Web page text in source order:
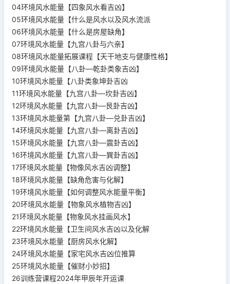
04环境风水能量【四象风水看吉凶】
05环境风水能量【什么是风水以及风水流派
06环境风水能量【什么是房屋缺角】
07环境风水能量【九宫八卦与六亲】
08环境风水能量拓展课程【天干地支与健康性格】
09环境风水能量【八卦—乾卦类象吉凶】
10环境风水能量【八卦类象坤卦吉凶
11环境风水能量【九宫八卦—坎卦吉凶】
12环境风水能量【九宫八卦—艮卦吉凶】
13环境风水能量第【九宫八卦—兑卦吉凶】
14环境风水能量【九宫八卦—离卦吉凶】
15环境风水能量【九宫八卦—震卦吉凶】
16环境风水能量【九宫八卦—巽卦吉凶】
17环境风水能量【物像风水吉凶调整】
18环境风水能量【缺角危害与化解】
19环境风水能量【如何调整风水能量平衡】
20环境风水能量【物象风水植物吉凶】
21环境风水能量【物象风水挂画风水】
22环境风水能量【卫生间风水吉凶以及化解
23环境风水能量【厨房风水化解】
24环境风水能量【家宅风水吉凶位推算
25环境风水能量【催财小妙招】